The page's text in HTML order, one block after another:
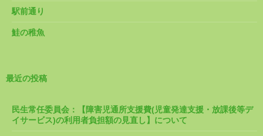
駅前通り
鮭の稚魚
最近の投稿
民生常任委員会：【障害児通所支援費(児童発達支援・放課後等デ
イサービス)の利用者負担額の見直し】について